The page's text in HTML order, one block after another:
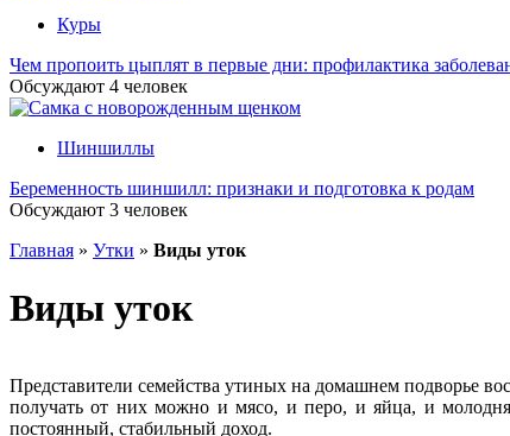
Куры
Чем пропоить цыплят в первые дни: профилактика
Обсуждают 4 человек
Шиншиллы
Беременность шиншилл: признаки и подготовка к родам
Обсуждают 3 человек
Главная » Утки » Виды уток
Виды уток
Представители семейства утиных на домашнем подворье
получать от них можно и мясо, и перо, и яйца, и
постоянный, стабильный доход.